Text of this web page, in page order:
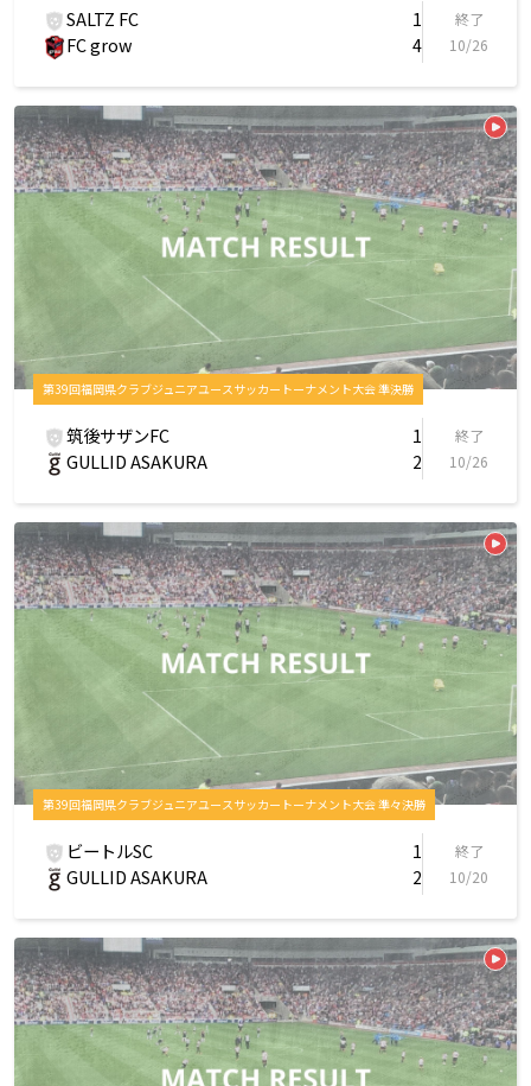
SALTZ FC 1
FC grow 4
終了
10/26
第39回福岡県クラブジュニアユースサッカートーナメント大会 準決勝
筑後サザンFC 1
GULLID ASAKURA 2
終了
10/26
第39回福岡県クラブジュニアユースサッカートーナメント大会 準々決勝
ビートルSC 1
GULLID ASAKURA 2
終了
10/20